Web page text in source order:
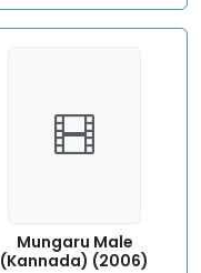
Mungaru Male
(Kannada) (2006)